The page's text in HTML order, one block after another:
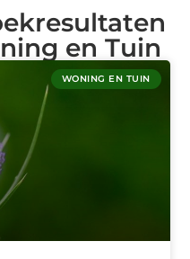
en Tuin
WONING EN TUIN